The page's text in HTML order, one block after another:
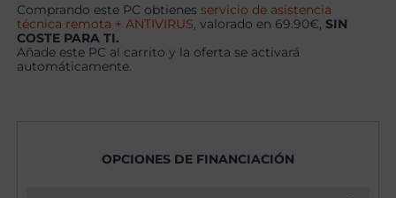
Comprando este PC obtienes servicio de asistencia
técnica remota + ANTIVIRUS , valorado en 69.90€,SIN
COSTE PARA TI.
Añade este PC al carrito y la oferta se activará
automáticamente.
OPCIONES DE FINANCIACIÓN